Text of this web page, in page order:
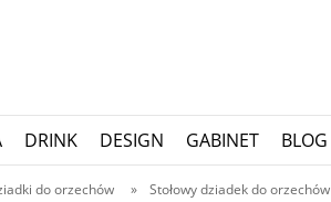
DRINK DESIGN GABINET BLOG
KOLEKCJONERSKIE ZEGARY
do orzechów » Stołowy dziadek do orzechów